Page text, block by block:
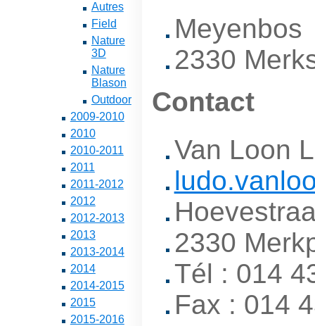
Autres
Field
Nature
3D
Nature
Blason
Outdoor
2009-2010
2010
2010-2011
2011
2011-2012
2012
2012-2013
2013
2013-2014
2014
2014-2015
2015
2015-2016
Meyenbos
2330
Contact
Van Loon
2330
Tél : 014
Fax : 014